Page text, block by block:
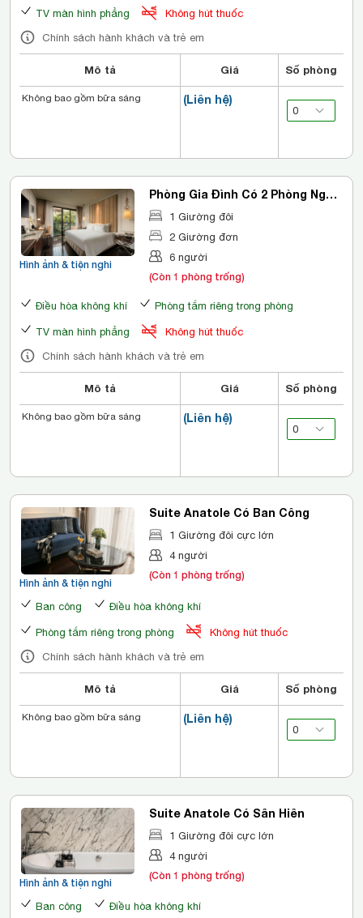
TV màn hình phẳng
Không hút thuốc
Chính sách hành khách và trẻ em
Mô tả Giá Số phòng
(Liên hệ)
Không bao gồm bữa sáng
Hình ảnh & tiện nghi
Phòng Gia Đình Có 2 Phòng Ngủ
Thông Nhau Qua Cửa Nối
1 Giường đôi
2 Giường đơn
6 người
(Còn 1 phòng trống)
Điều hòa không khí Phòng tắm riêng trong phòng
TV màn hình phẳng
Không hút thuốc
Chính sách hành khách và trẻ em
Mô tả Giá Số phòng
(Liên hệ)
Không bao gồm bữa sáng
Hình ảnh & tiện nghi
Suite Anatole Có Ban Công
1 Giường đôi cực lớn
4 người
(Còn 1 phòng trống)
Ban công Điều hòa không khí
Phòng tắm riêng trong phòng
Không hút thuốc
Chính sách hành khách và trẻ em
Mô tả Giá Số phòng
(Liên hệ)
Không bao gồm bữa sáng
Hình ảnh & tiện nghi
Suite Anatole Có Sân Hiên
1 Giường đôi cực lớn
4 người
(Còn 1 phòng trống)
Ban công Điều hòa không khí